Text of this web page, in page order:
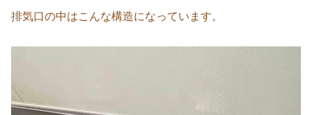
排気口の中はこんな構造になっています。